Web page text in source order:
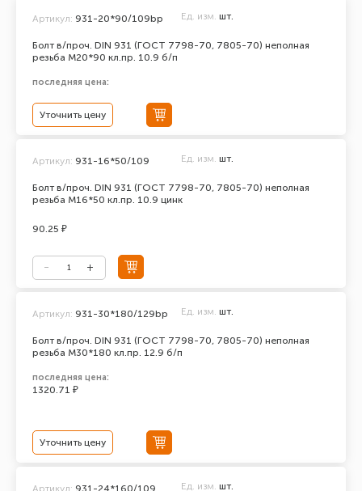
Болт в/проч. DIN 931 (ГОСТ 7798-70, 7805-70) неполная
резьба М20*90 кл.пр. 10.9 б/п
Артикул: 931-20*90/109bp Ед. изм. шт.
последняя цена:
Уточнить цену
Болт в/проч. DIN 931 (ГОСТ 7798-70, 7805-70) неполная
резьба М16*50 кл.пр. 10.9 цинк
Артикул: 931-16*50/109 Ед. изм. шт.
90.25 ₽
Болт в/проч. DIN 931 (ГОСТ 7798-70, 7805-70) неполная
резьба М30*180 кл.пр. 12.9 б/п
Артикул: 931-30*180/129bp Ед. изм. шт.
последняя цена:
1320.71 ₽
Уточнить цену
Артикул: 931-24*160/109 Ед. изм. шт.